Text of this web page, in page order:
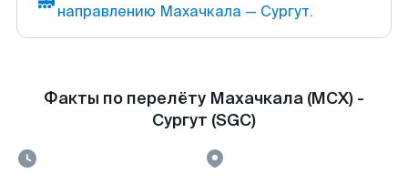
направлению Махачкала — Сургут.
Факты по перелёту Махачкала (MCX) -
Сургут (SGC)